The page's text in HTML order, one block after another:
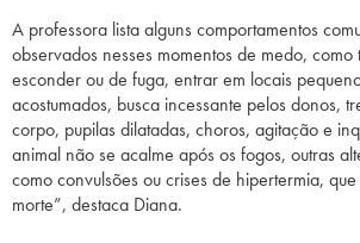
A professora lista alguns comportamentos
observados nesses momentos de medo, como
esconder ou de fuga, entrar em locais
acostumados, busca incessante pelos donos,
corpo, pupilas dilatadas, choros, agitação e
animal não se acalme após os fogos, outras
como convulsões ou crises de hipertermia,
morte”, destaca Diana.